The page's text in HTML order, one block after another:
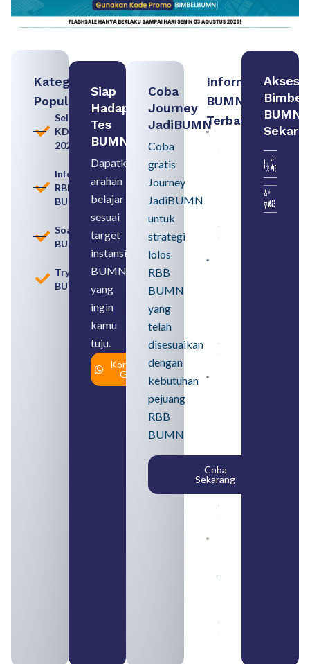
Kategori
Populer
Seleksi
KDKMP
2026
Informasi
RBB
BUMN
Soal
BUMN
Tryout
BUMN
Siap
Hadapi
Tes
BUMN
Dapatkan
arahan
belajar
sesuai
target
instansi
BUMN
yang
ingin
kamu
tuju.
Konsultasi
Gratis
Coba
Journey
JadiBUMN
Coba
gratis
Journey
JadiBUMN
untuk
strategi
lolos
RBB
BUMN
yang
telah
disesuaikan
dengan
kebutuhan
pejuang
RBB
BUMN
Coba
Sekarang
Informasi
BUMN
Terbaru:
Persiapan
Seleksi
Rekrutmen
Memahami
August 8,
August 6,
SMA
Syarat,
Posisi,
dan
Cara
Daftar
August 5,
yang
August 4,
Akses
Bimbel
BUMN